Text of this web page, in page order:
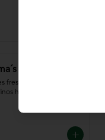
Tomato Soup
frescos, aderezada con
hilos de clara de